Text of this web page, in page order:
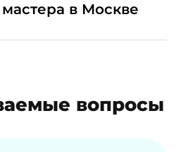
мастера в Москве
вопросы